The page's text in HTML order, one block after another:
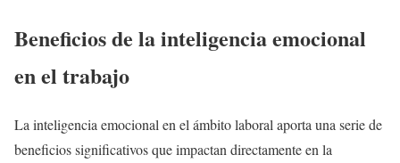
Beneficios de la inteligencia emocional
en el trabajo
La inteligencia emocional en el ámbito laboral aporta una serie de
beneficios significativos que impactan directamente en la